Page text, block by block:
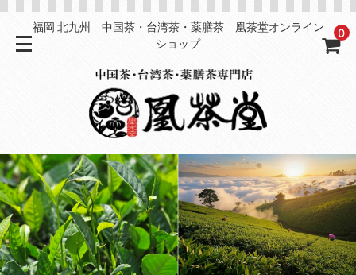
福岡 北九州 中国茶・台湾茶・薬膳茶 凰茶堂オンライン
ショップ
0